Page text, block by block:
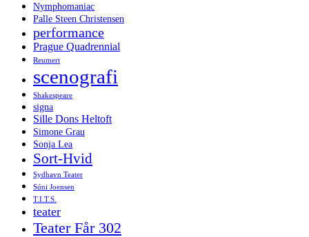
Nymphomaniac
Palle Steen Christensen
performance
Prague Quadrennial
Reumert
scenografi
Shakespeare
signa
Sille Dons Heltoft
Simone Grau
Sonja Lea
Sort-Hvid
Sydhavn Teater
Súni Joensen
T.I.T.S.
teater
Teater Får 302